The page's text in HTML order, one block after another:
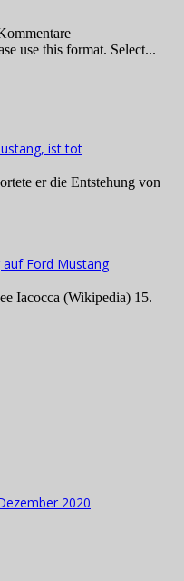
use this format. Select...
ist tot
er die Entstehung von
Ford Mustang
Iacocca (Wikipedia) 15.
2020